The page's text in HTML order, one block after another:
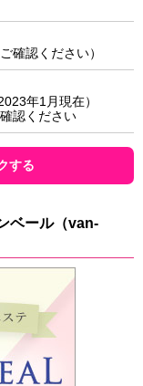
確認ください）
年1月現在）
認ください
する
ベール（van-